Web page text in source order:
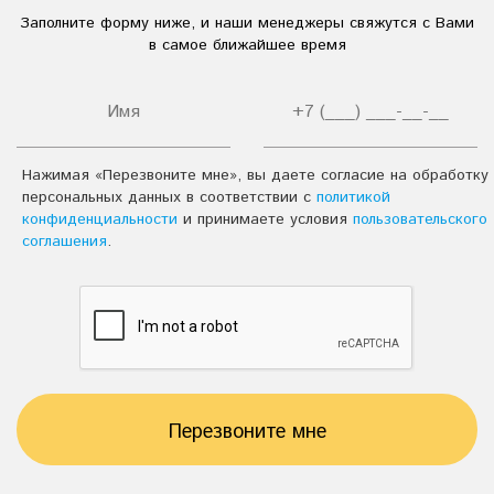
Жидкие моющие средства
Сода кальцинированная
Средства моющие универсальные
Кислотные моющие средства
Щелочные моющие средства
Средства для мытья посуды
Чистящие средства
Технические моющие средства серии
«DEFF»
Моющие средства для уборки
Противогололедные реагенты
Заполните форму ниже, и наши менеджеры свяжутся с Вами
в самое ближайшее время
Нажимая «Перезвоните мне», вы даете согласие на обработку
персональных данных в соответствии с политикой
конфиденциальности и принимаете условия пользовательского
соглашения.
Перезвоните мне